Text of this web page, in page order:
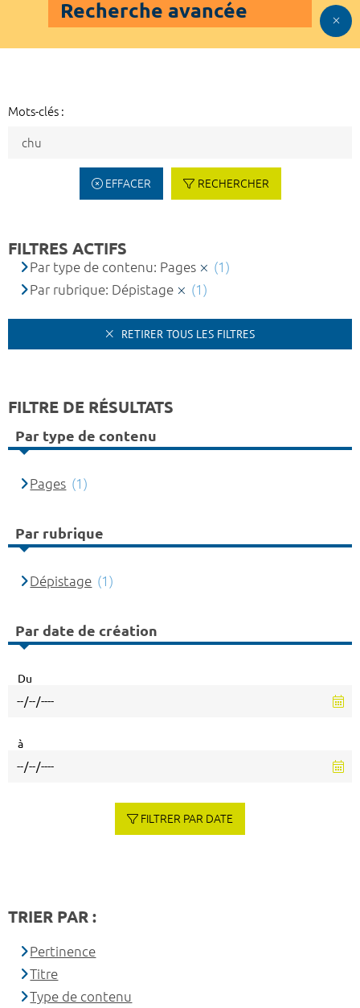
Recherche avancée
Mots-clés :
EFFACER RECHERCHER
FILTRES ACTIFS
Par type de contenu: Pages
(1)
Par rubrique: Dépistage
(1)
RETIRER TOUS LES FILTRES
FILTRE DE RÉSULTATS
Par type de contenu
Pages (1)
Par rubrique
Dépistage (1)
Par date de création
Du
à
FILTRER PAR DATE
TRIER PAR :
Pertinence
Titre
Type de contenu